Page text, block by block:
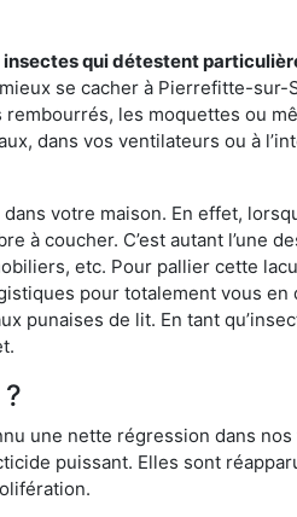
insectes qui détestent
se cacher à Pierrefitte-
les moquettes ou
dans vos ventilateurs ou à
votre maison. En effet,
à coucher. C’est autant l’une
etc. Pour pallier cette
pour totalement vous en
punaises de lit. En tant
une nette régression dans
puissant. Elles sont